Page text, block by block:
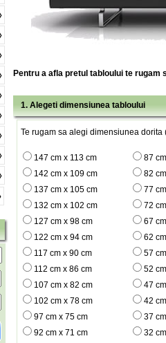
Pentru a afla pretul tabloului te rugam
1. Alegeti dimensiunea tabloului
Te rugam sa alegi dimensiunea dorita
147 cm x 113 cm
87
142 cm x 109 cm
82
137 cm x 105 cm
77
132 cm x 102 cm
72
127 cm x 98 cm
67
122 cm x 94 cm
62
117 cm x 90 cm
57
112 cm x 86 cm
52
107 cm x 82 cm
47
102 cm x 78 cm
42
97 cm x 75 cm
37
92 cm x 71 cm
32